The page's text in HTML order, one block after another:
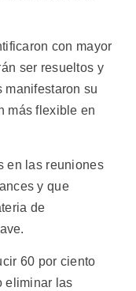
con mayor
ser resueltos y
su
más flexible en
en las reuniones
y que
de
60 por ciento
eliminar las